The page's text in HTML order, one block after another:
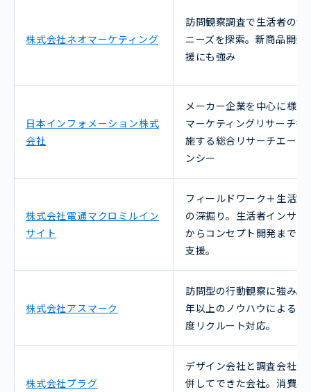
株式会社ネオマーケティング
訪問観察調査で生活者の潜
ニーズを探索。新商品開発
援にも強み
日本インフォメーション株式
会社
メーカー企業を中心に様々
マーケティングリサーチを
施する総合リサーチエージ
ンシー
株式会社電通マクロミルイン
サイト
フィールドワーク＋生活文
の深掘り。生活者インサイ
からコンセプト開発まで一
支援。
株式会社アスマーク
訪問型の行動観察に強み。
年以上のノウハウによる高
度リクルート対応。
株式会社プラグ
デザイン会社と調査会社が
併してできた会社。消費財